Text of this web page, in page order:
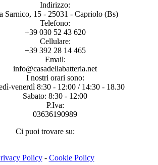
Indirizzo:
Sarnico, 15 - 25031 - Capriolo (Bs)
Telefono:
+39 030 52 43 620
Cellulare:
+39 392 28 14 465
Email:
info@casadellabatteria.net
I nostri orari sono:
venerdì 8:30 - 12:00 / 14:30 - 18.30
Sabato: 8:30 - 12:00
P.Iva:
03636190989
Ci puoi trovare su:
page
page
page
Policy- Cookie Policy